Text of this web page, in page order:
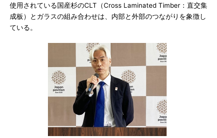
使用されている国産杉のCLT（Cross Laminated Timber：直交集
成板）とガラスの組み合わせは、内部と外部のつながりを象徴し
ている。